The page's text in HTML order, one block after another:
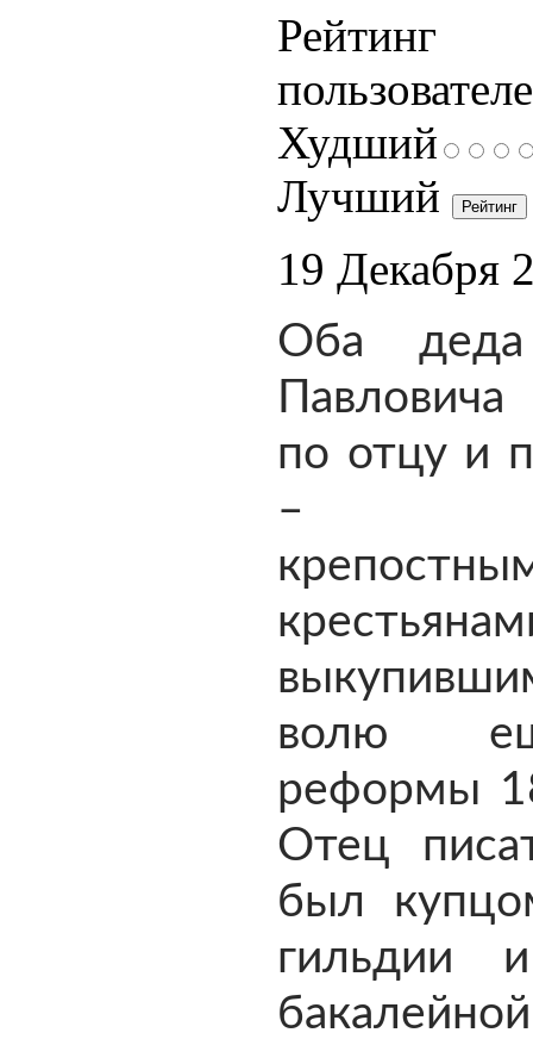
Рейтинг
Худший
Лучший
19 Декабря
Оба
по отцу и
–
волю
реформы
Отец
был
гильдии